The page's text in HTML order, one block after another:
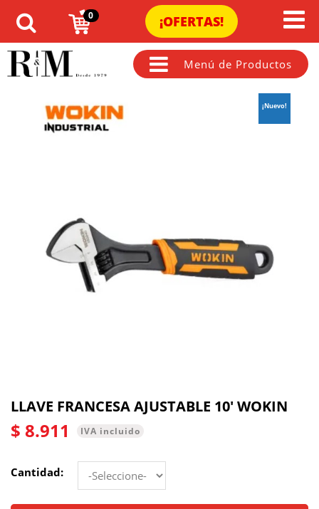
0 ¡OFERTAS!
Menú de Productos
¡Nuevo!
LLAVE FRANCESA AJUSTABLE 10' WOKIN
$ 8.911 IVA incluido
Cantidad: